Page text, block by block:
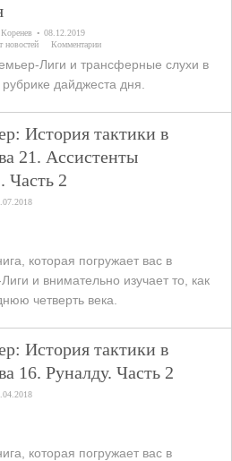
08.12.2019
новостей Комментарии
Лиги и трансферные слухи в
дайджеста дня.
История тактики в
21. Ассистенты
Часть 2
которая погружает вас в
и внимательно изучает то, как
четверть века.
История тактики в
16. Руналду. Часть 2
которая погружает вас в